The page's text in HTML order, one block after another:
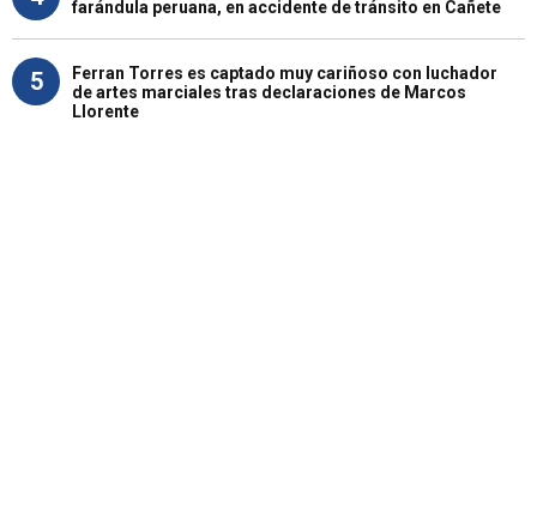
farándula peruana, en accidente de tránsito en Cañete
5
Ferran Torres es captado muy cariñoso con luchador
de artes marciales tras declaraciones de Marcos
Llorente